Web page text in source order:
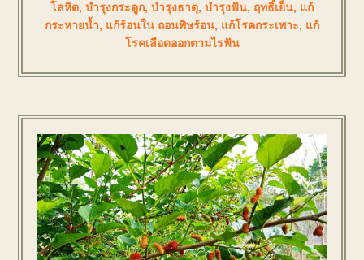
โลหิต, บำรุงกระดูก, บำรุงธาตุ, บำรุงฟัน, ฤทธิ์เย็น, แก้
กระหายน้ำ, แก้ร้อนใน ถอนพิษร้อน, แก้โรคกระเพาะ, แก้
โรคเลือดออกตามไรฟัน